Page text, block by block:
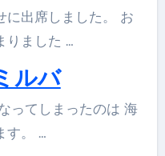
りました …
ルバ
す。 …